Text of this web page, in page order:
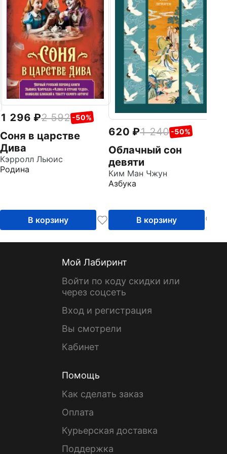
1 296 2 592 -50%
Соня в царстве
Дива
Кэрролл Льюис
Родина
В корзину
620 1 240 -50%
Облачный сон
девяти
Ким Ман Чжун
Азбука
В корзину
Мой Лабиринт
Войти по коду скидки или
через соцсеть
Вход и регистрация
Вы смотрели
Кабинет
Помощь
Как сделать заказ
Оплата
Курьерская доставка
Поддержка